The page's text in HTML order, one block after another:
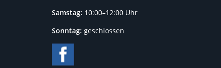
Samstag: 10:00–12:00 Uhr
Sonntag: geschlossen